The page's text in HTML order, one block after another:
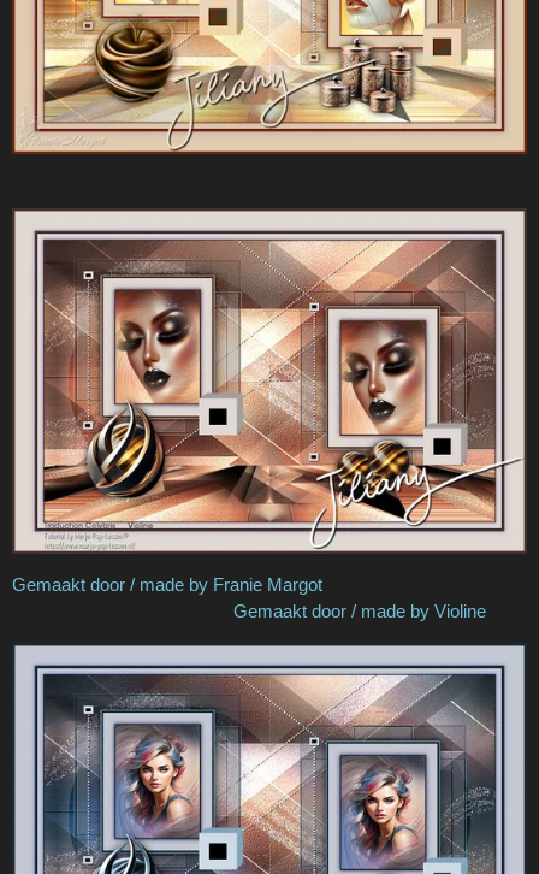
Gemaakt door / made by Franie Margot
Gemaakt door / made by Violine